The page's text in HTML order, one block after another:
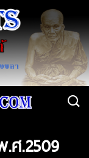
ศ.2509